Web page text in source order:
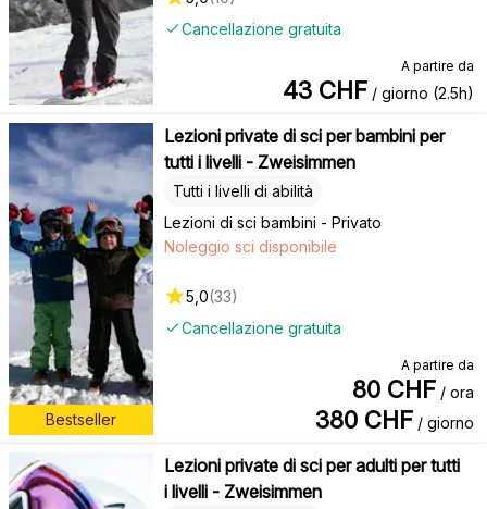
Cancellazione gratuita
A partire da
43 CHF / giorno (2.5h)
Bestseller
Lezioni private di sci per bambini per
tutti i livelli - Zweisimmen
Lezioni di sci bambini - Privato
Tutti i livelli di abilità
Cancellazione gratuita
Noleggio sci disponibile
5,0(33)
A partire da
80 CHF / ora
380 CHF / giorno
Lezioni private di sci per adulti per tutti
i livelli - Zweisimmen